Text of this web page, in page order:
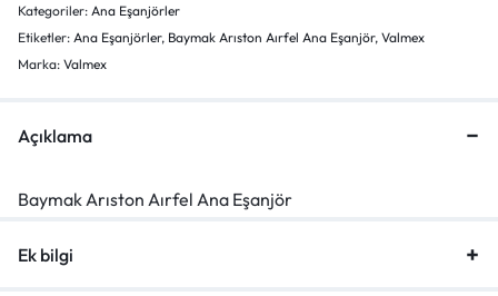
Kategoriler: Ana Eşanjörler
Etiketler: Ana Eşanjörler, Baymak Arıston Aırfel Ana Eşanjör, Valmex
Marka: Valmex
Açıklama
Baymak Arıston Aırfel Ana Eşanjör
Ek bilgi